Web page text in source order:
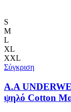
να
στη
σελίδα
του
S
M
L
XL
XXL
Σύγκριση
A.A
ψηλό Cotton